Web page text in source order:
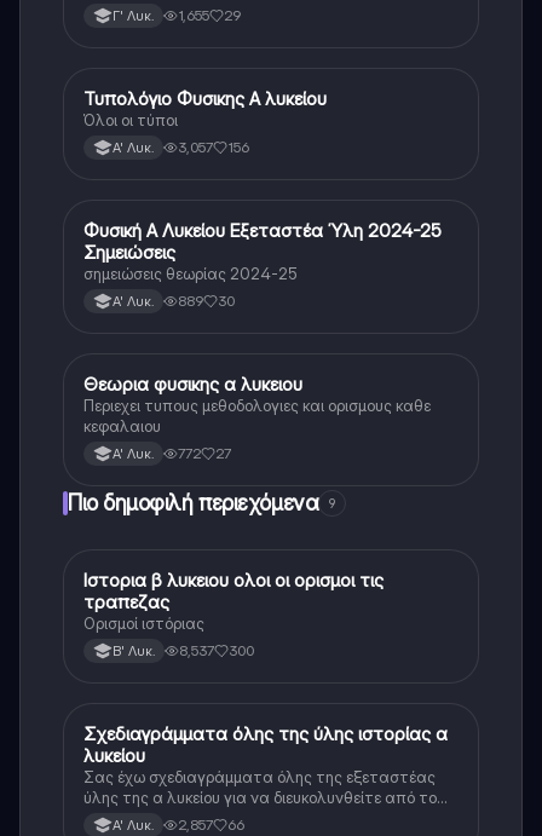
Γ' Λυκ. 1,655 29
Φυσική
Τυπολόγιο Φυσικης Α λυκείου
Όλοι οι τύποι
Α' Λυκ. 3,057 156
Φυσική
Φυσική Α Λυκείου Εξεταστέα Ύλη 2024-25
Σημειώσεις
σημειώσεις θεωρίας 2024-25
Α' Λυκ. 889 30
Φυσική
Θεωρια φυσικης α λυκειου
Περιεχει τυπους μεθοδολογιες και ορισμους καθε
κεφαλαιου
Α' Λυκ. 772 27
Πιο δημοφιλή περιεχόμενα 9
Ιστορία
Ιστορια β λυκειου ολοι οι ορισμοι τις
τραπεζας
Ορισμοί ιστόριας
Β' Λυκ. 8,537 300
Ιστορία
Σχεδιαγράμματα όλης της ύλης ιστορίας α
λυκείου
Σας έχω σχεδιαγράμματα όλης της εξεταστέας
ύλης της α λυκείου για να διευκολυνθείτε από το
τεράστιο βάρος του βιβλίου
Α' Λυκ. 2,857 66